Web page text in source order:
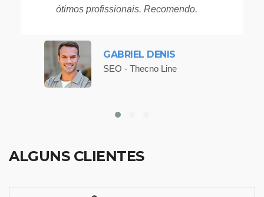
ótimos profissionais. Recomendo.
GABRIEL DENIS
SEO - Thecno Line
ALGUNS CLIENTES